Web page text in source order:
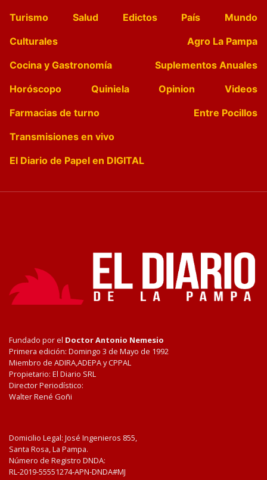
Turismo
Salud Edictos País
Mundo
Culturales
Agro La Pampa
Cocina y Gastronomía
Suplementos Anuales
Horóscopo
Quiniela Opinion
Videos
Farmacias de turno
Entre Pocillos
Transmisiones en vivo
El Diario de Papel en DIGITAL
Fundado por el Doctor Antonio Nemesio
Primera edición: Domingo 3 de Mayo de 1992
Miembro de ADIRA,ADEPA y CPPAL
Propietario: El Diario SRL
Director Periodístico:
Walter René Goñi
Domicilio Legal: José Ingenieros 855,
Santa Rosa, La Pampa.
Número de Registro DNDA:
RL-2019-55551274-APN-DNDA#MJ